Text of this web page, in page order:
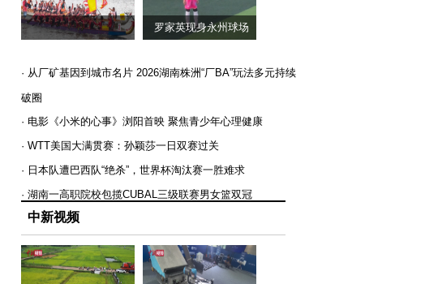
罗家英现身永州球场
· 从厂矿基因到城市名片 2026湖南株洲“厂BA”玩法多元持续
破圈
· 电影《小米的心事》浏阳首映 聚焦青少年心理健康
· WTT美国大满贯赛：孙颖莎一日双赛过关
· 日本队遭巴西队“绝杀”，世界杯淘汰赛一胜难求
· 湖南一高职院校包揽CUBAL三级联赛男女篮双冠
中新视频